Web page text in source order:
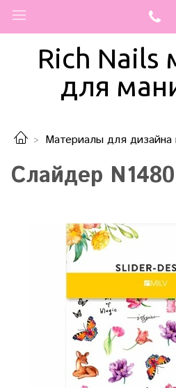
Rich Nails
для
Материалы для дизайна
Слайдер N1480